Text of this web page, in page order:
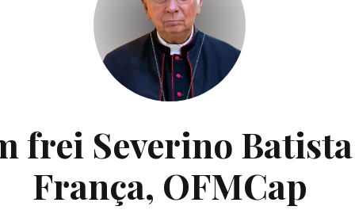
frei Severino
França, OFMCap